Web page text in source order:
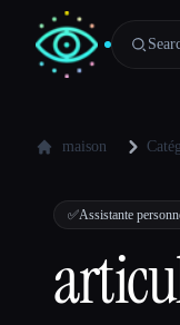
maison
✅Assistante